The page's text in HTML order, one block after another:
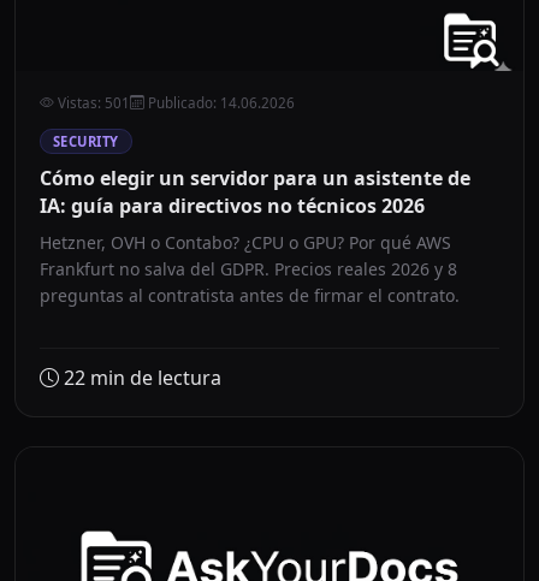
Vistas: 501 Publicado: 14.06.2026
SECURITY
Cómo elegir un servidor para un asistente de
IA: guía para directivos no técnicos 2026
Hetzner, OVH o Contabo? ¿CPU o GPU? Por qué AWS
Frankfurt no salva del GDPR. Precios reales 2026 y 8
preguntas al contratista antes de firmar el contrato.
22 min de lectura